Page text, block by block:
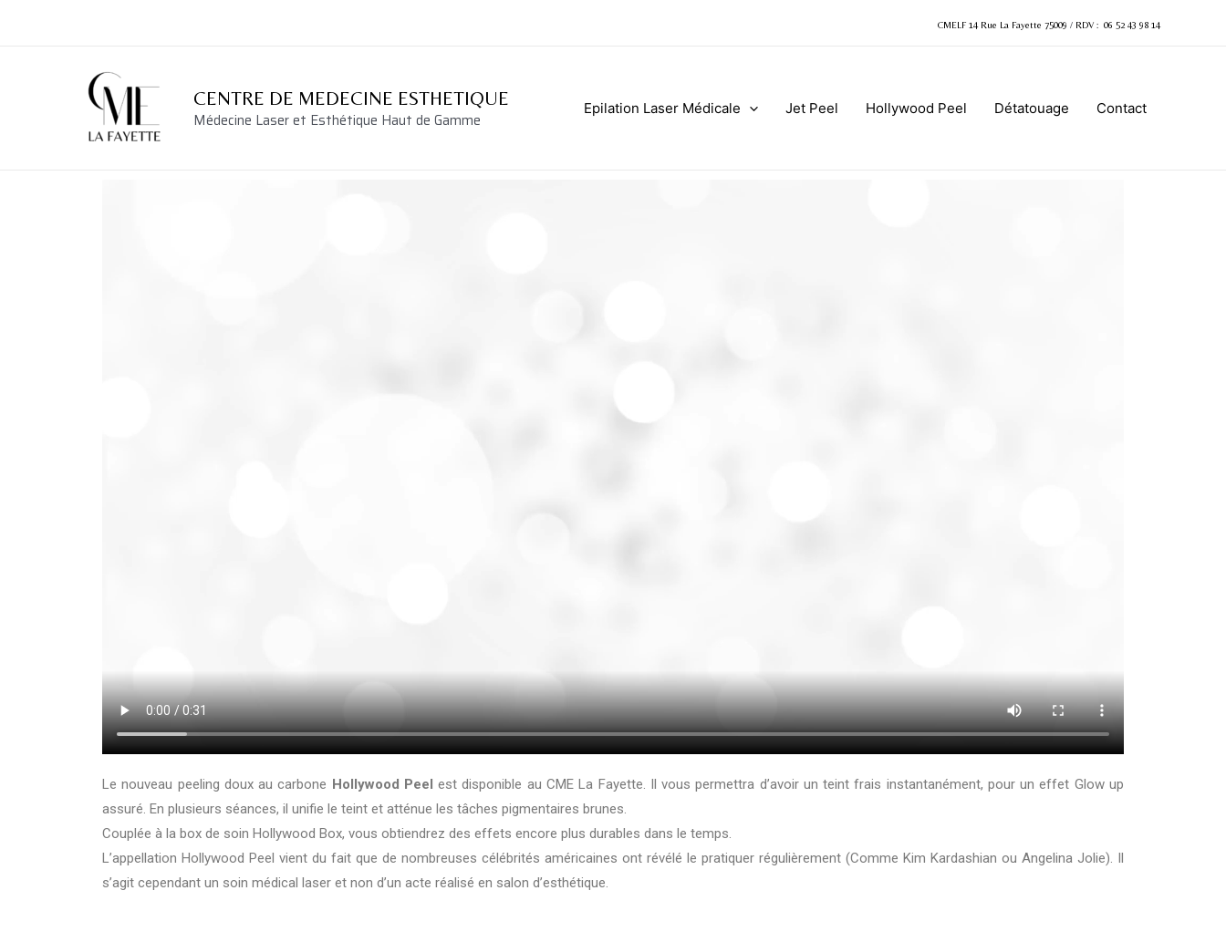
CMELF 14 Rue La Fayette 75009 / RDV : 06 52 43 98 14
CENTRE DE MEDECINE ESTHETIQUE
Médecine Laser et Esthétique Haut de Gamme
Epilation Laser Médicale Jet Peel Hollywood Peel Détatouage Contact
Le nouveau peeling doux au carbone Hollywood Peel est disponible au CME La Fayette. Il vous permettra d’avoir un teint frais instantanément, pour un effet Glow up
assuré. En plusieurs séances, il unifie le teint et atténue les tâches pigmentaires brunes.
Couplée à la box de soin Hollywood Box, vous obtiendrez des effets encore plus durables dans le temps.
L’appellation Hollywood Peel vient du fait que de nombreuses célébrités américaines ont révélé le pratiquer régulièrement (Comme Kim Kardashian ou Angelina Jolie). Il
s’agit cependant un soin médical laser et non d’un acte réalisé en salon d’esthétique.